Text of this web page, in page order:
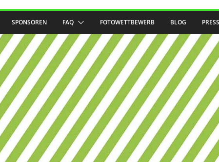
SPONSOREN FAQ FOTOWETTBEWERB BLOG